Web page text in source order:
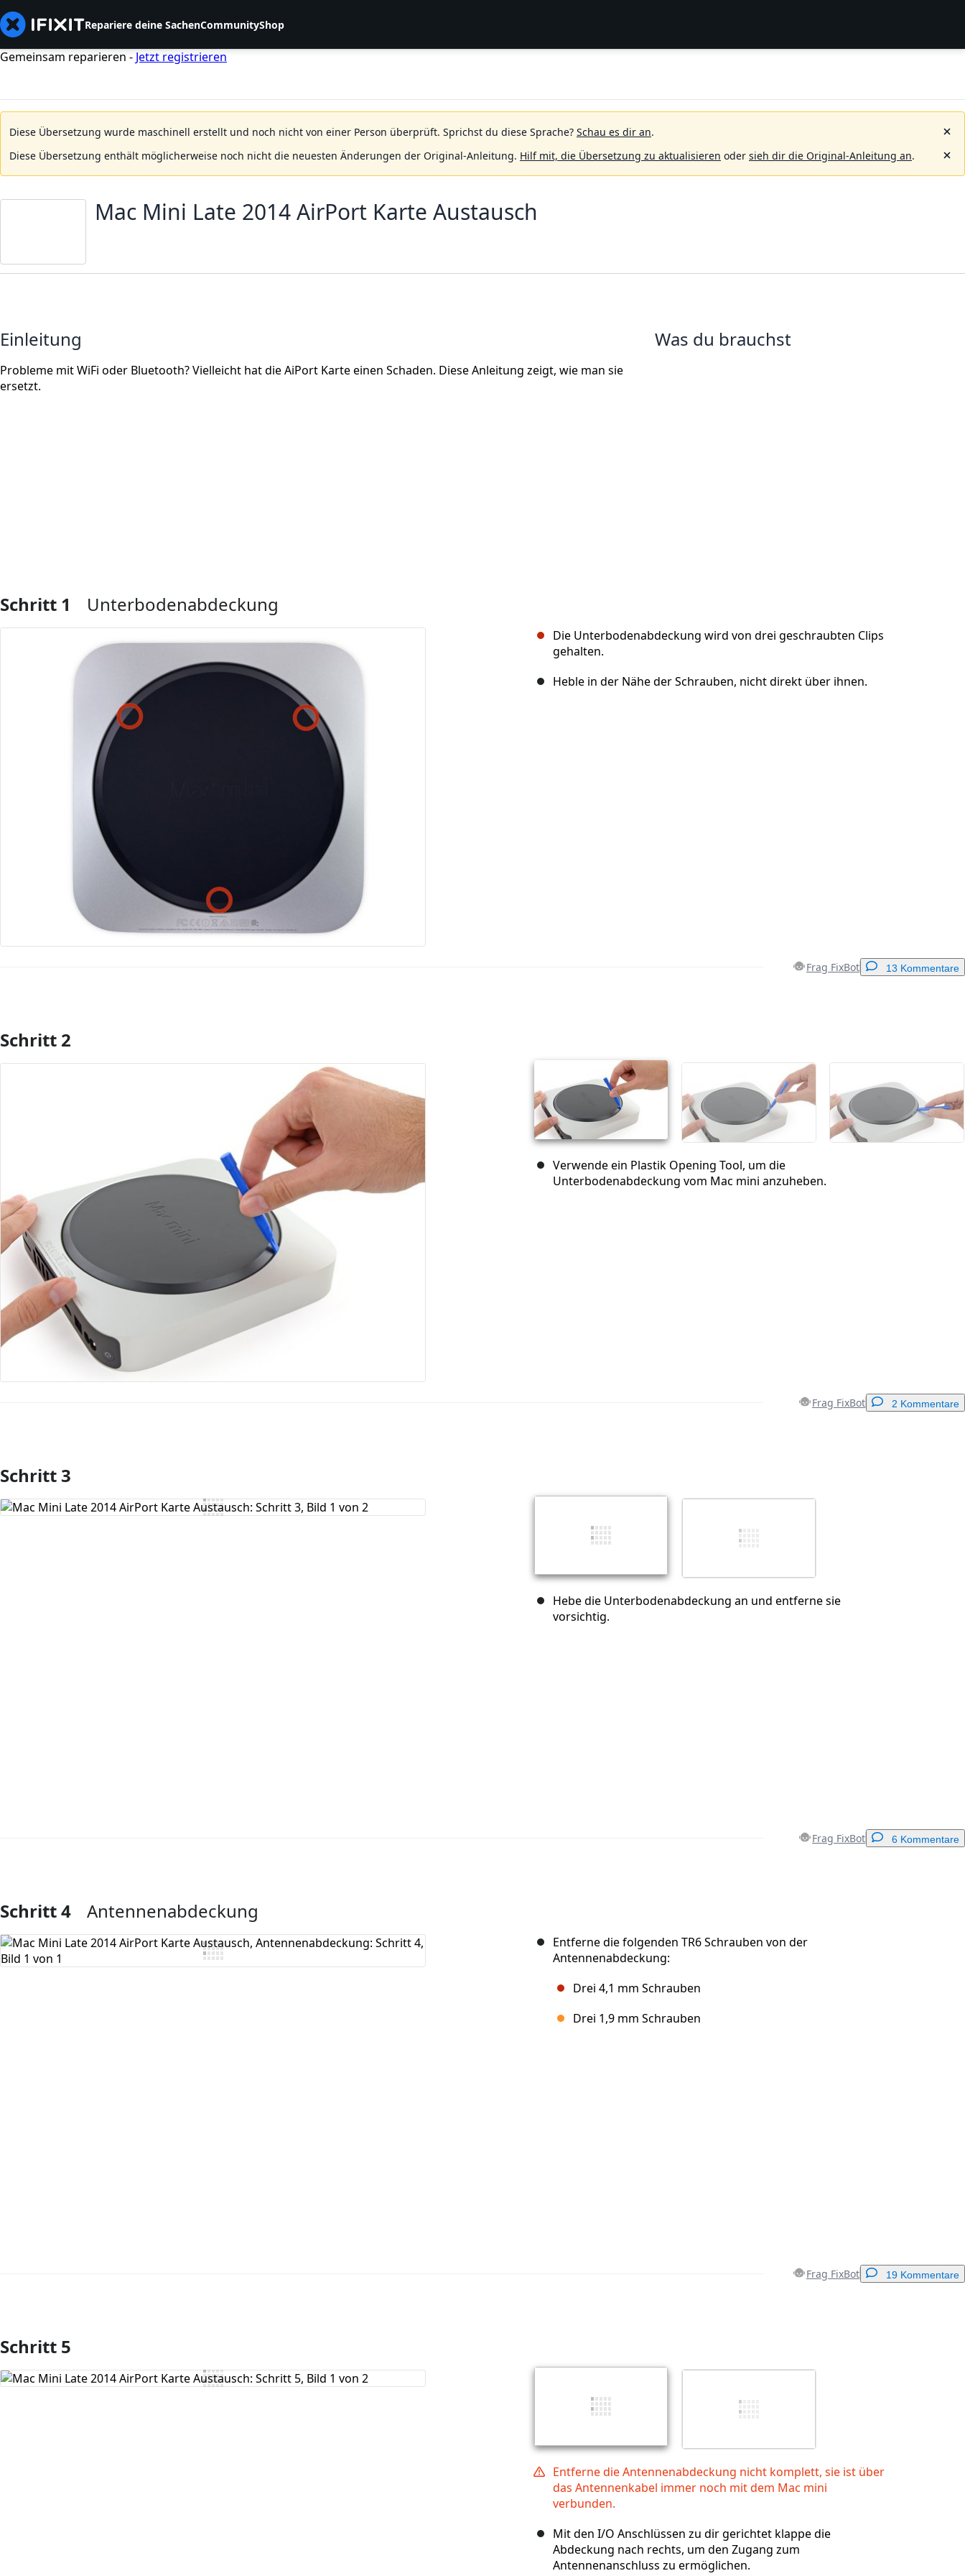
Repariere deine SachenCommunityShop
Gemeinsam reparieren - Jetzt registrieren
Diese Übersetzung wurde maschinell erstellt und noch nicht von einer Person überprüft. Sprichst du diese Sprache? Schau es dir an.
Diese Übersetzung enthält möglicherweise noch nicht die neuesten Änderungen der Original-Anleitung. Hilf mit, die Übersetzung zu aktualisieren oder sieh dir die Original-Anleitung an.
Mac Mini Late 2014 AirPort Karte Austausch
Einleitung
Probleme mit WiFi oder Bluetooth? Vielleicht hat die AiPort Karte einen Schaden. Diese Anleitung zeigt, wie man sie
ersetzt.
Was du brauchst
Schritt 1 Unterbodenabdeckung
Die Unterbodenabdeckung wird von drei geschraubten Clips
gehalten.
Heble in der Nähe der Schrauben, nicht direkt über ihnen.
Frag FixBot 13 Kommentare
Kommentar hinzufügen
Abbrechen Kommentieren
Schritt 2
Verwende ein Plastik Opening Tool, um die
Unterbodenabdeckung vom Mac mini anzuheben.
Frag FixBot 2 Kommentare
Kommentar hinzufügen
Schritt 3
Hebe die Unterbodenabdeckung an und entferne sie
vorsichtig.
Frag FixBot 6 Kommentare
Kommentar hinzufügen
Schritt 4 Antennenabdeckung
Entferne die folgenden TR6 Schrauben von der
Antennenabdeckung:
Drei 4,1 mm Schrauben
Drei 1,9 mm Schrauben
Frag FixBot 19 Kommentare
Kommentar hinzufügen
Schritt 5
Entferne die Antennenabdeckung nicht komplett, sie ist über
das Antennenkabel immer noch mit dem Mac mini
verbunden.
Mit den I/O Anschlüssen zu dir gerichtet klappe die
Abdeckung nach rechts, um den Zugang zum
Antennenanschluss zu ermöglichen.